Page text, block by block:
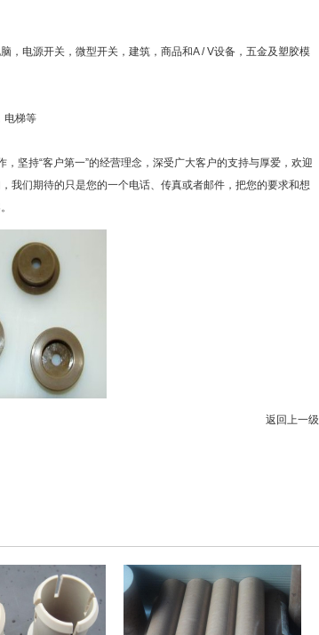
，电源开关，微型开关，建筑，商品和A / V设备，五金及塑胶模
电梯等
坚持“客户第一”的经营理念，深受广大客户的支持与厚爱，欢迎
我们期待的只是您的一个电话、传真或者邮件，把您的要求和想
返回上一级